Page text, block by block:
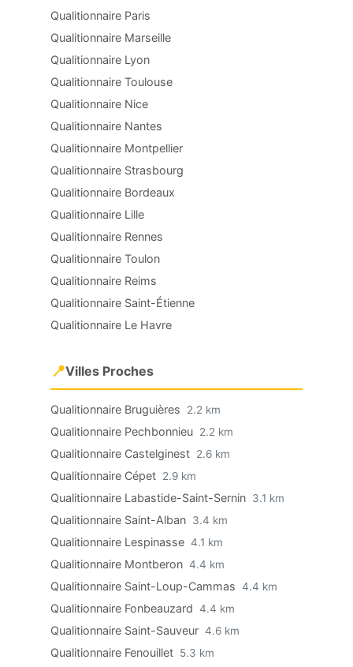
Qualitionnaire Paris
Qualitionnaire Marseille
Qualitionnaire Lyon
Qualitionnaire Toulouse
Qualitionnaire Nice
Qualitionnaire Nantes
Qualitionnaire Montpellier
Qualitionnaire Strasbourg
Qualitionnaire Bordeaux
Qualitionnaire Lille
Qualitionnaire Rennes
Qualitionnaire Toulon
Qualitionnaire Reims
Qualitionnaire Saint-Étienne
Qualitionnaire Le Havre
📍Villes Proches
Qualitionnaire Bruguières 2.2 km
Qualitionnaire Pechbonnieu 2.2 km
Qualitionnaire Castelginest 2.6 km
Qualitionnaire Cépet 2.9 km
Qualitionnaire Labastide-Saint-Sernin 3.1 km
Qualitionnaire Saint-Alban 3.4 km
Qualitionnaire Lespinasse 4.1 km
Qualitionnaire Montberon 4.4 km
Qualitionnaire Saint-Loup-Cammas 4.4 km
Qualitionnaire Fonbeauzard 4.4 km
Qualitionnaire Saint-Sauveur 4.6 km
Qualitionnaire Fenouillet 5.3 km